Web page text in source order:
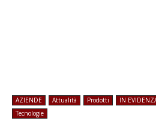
AZIENDE Attualità Prodotti IN
Tecnologie